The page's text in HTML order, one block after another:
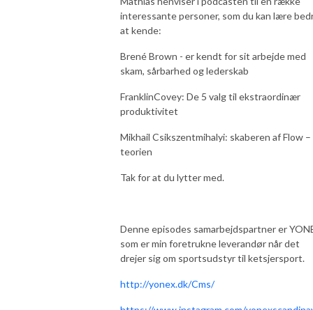
interessante personer, som du kan lære
at kende:
Brené Brown - er kendt for sit arbejde med
skam, sårbarhed og lederskab
FranklinCovey: De 5 valg til ekstraordinær
produktivitet
Mikhail Csikszentmihalyi: skaberen af Flow –
teorien
Tak for at du lytter med.
Denne episodes samarbejdspartner er
som er min foretrukne leverandør når det
drejer sig om sportsudstyr til ketsjersport.
http://yonex.dk/Cms/